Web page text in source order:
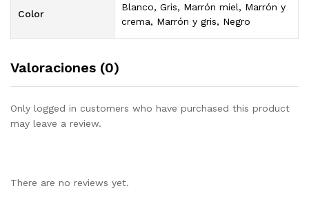
Color
Blanco, Gris, Marrón miel, Marrón y
crema, Marrón y gris, Negro
Valoraciones (0)
Only logged in customers who have purchased this product
may leave a review.
There are no reviews yet.